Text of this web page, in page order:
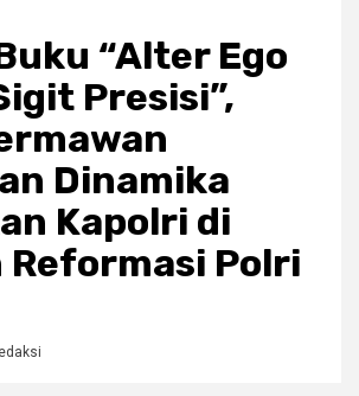
“Alter Ego
Presisi”,
Dinamika
Kapolri di
Reformasi Polri